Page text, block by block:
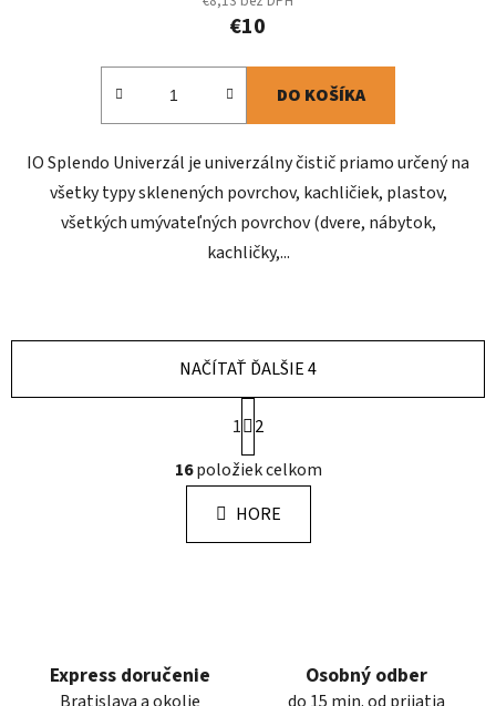
€10
DO KOŠÍKA
IO Splendo Univerzál je univerzálny čistič priamo určený na
všetky typy sklenených povrchov, kachličiek, plastov,
všetkých umývateľných povrchov (dvere, nábytok,
kachličky,...
O
v
á
d
NAČÍTAŤ ĎALŠIE 4
S
t
r
á
n
k
1
2
16položiek celkom
HORE
Express doručenie
Bratislava a okolie
Osobný odber
do 15 min. od prijatia